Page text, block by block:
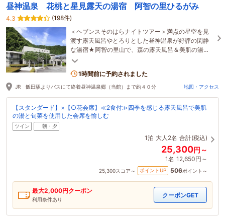
昼神温泉 花桃と星見露天の湯宿 阿智の里ひるがみ
4.3
(198件)
＜ヘブンスそのはらナイトツアー＞満点の星空を見
渡す露天風呂やとろりとした昼神温泉が好評の閑静
な湯宿★阿智の里山で、森の露天風呂＆美肌の湯＆
季節の里山会席を。
1時間前に予約されました
JR 飯田駅よりバスにて終着昼神温泉郷（当館）まで約４０分 地図・アクセス
【スタンダード】×【○花会席】≪2食付≫四季を感じる露天風呂で美肌
の湯と旬菜を使用した会席を愉しむ
ツイン 朝・夕
1泊 大人2名 合計(税込)
25,300円～
1名 12,650円～
25,300スコア～ ポイントUP 506ポイント～
最大2,000円クーポン
利用条件あり
クーポンGET